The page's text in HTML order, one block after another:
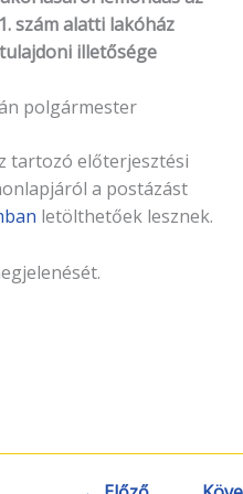
szám alatti lakóház
illetősége
polgármester
tartozó előterjesztési
a postázást
letölthetőek lesznek.